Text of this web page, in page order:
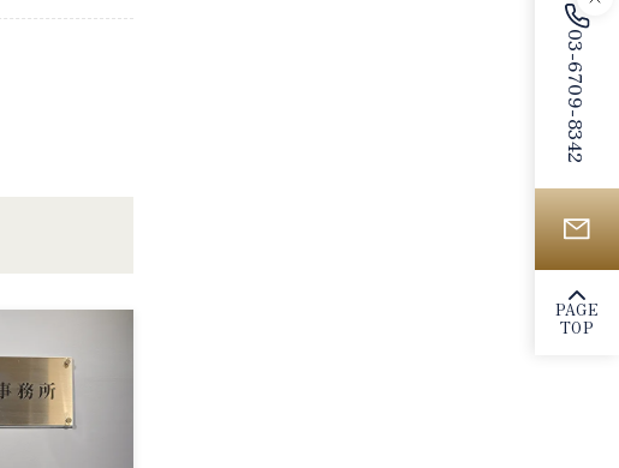
03-6709-8342
PAGE
TOP